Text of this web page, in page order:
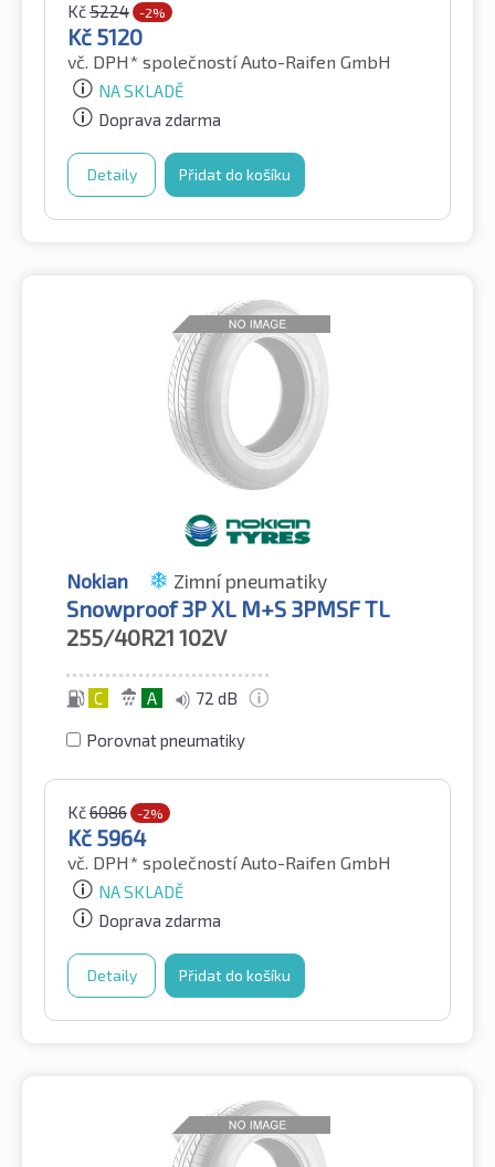
Kč5224 -2%
Kč 5120
vč. DPH* společností Auto-Raifen GmbH
NA SKLADĚ
Doprava zdarma
Detaily Přidat do košíku
Nokian Zimní pneumatiky
Snowproof 3P XL M+S 3PMSF TL
255/40R21 102V
C A 72 dB
Porovnat pneumatiky
Kč6086 -2%
Kč 5964
vč. DPH* společností Auto-Raifen GmbH
NA SKLADĚ
Doprava zdarma
Detaily Přidat do košíku